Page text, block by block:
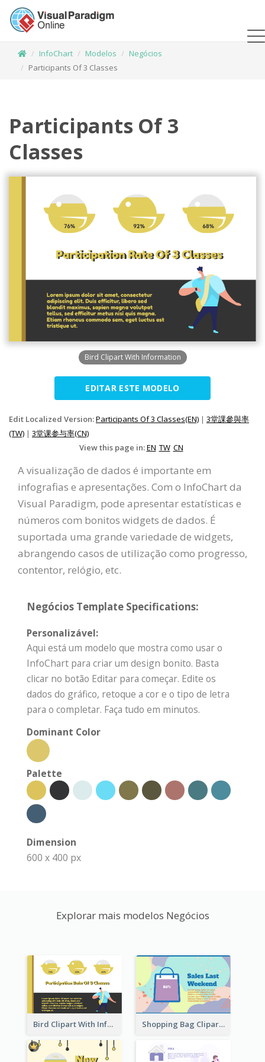
InfoChart Modelos
Negócios
Participants Of 3 Classes
Participants Of 3
Classes
Bird Clipart With Information
EDITAR ESTE MODELO
Edit Localized Version:Participants Of 3 Classes(EN) | 3堂課參與率
(TW) | 3堂课参与率(CN)
View this page in:EN TW CN
A visualização de dados é importante em
infografias e apresentações. Com o InfoChart da
Visual Paradigm, pode apresentar estatísticas e
números com bonitos widgets de dados. É
suportada uma grande variedade de widgets,
abrangendo casos de utilização como progresso,
contentor, relógio, etc.
Negócios Template Specifications:
Personalizável:
Aqui está um modelo que mostra como usar o
InfoChart para criar um design bonito. Basta
clicar no botão Editar para começar. Edite os
dados do gráfico, retoque a cor e o tipo de letra
para o completar. Faça tudo em minutos.
Dominant Color
Palette
Dimension
600 x 400 px
Explorar mais modelos Negócios
Bird Clipart With Information Shopping Bag Clipart Showing Percentage